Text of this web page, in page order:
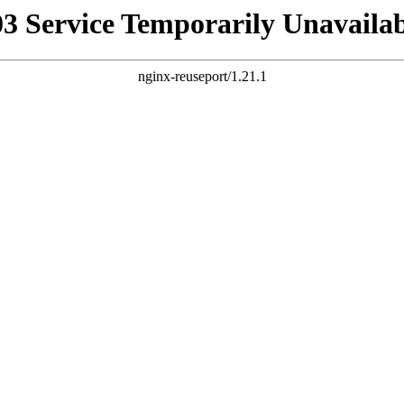
Service Temporarily
nginx-reuseport/1.21.1